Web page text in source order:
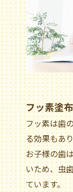
フッ素塗
フッ素は歯
る効果もあ
お子様の歯
いため、虫
ています。